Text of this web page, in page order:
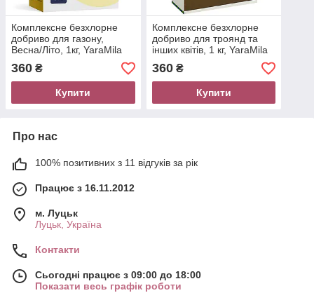
Комплексне безхлорне
добриво для газону,
Весна/Літо, 1кг, YaraMila
360 ₴
Купити
Комплексне безхлорне
добриво для троянд та
інших квітів, 1 кг, YaraMila
360₴
Купити
Про нас
100% позитивних з 11 відгуків за рік
Працює з 16.11.2012
м. Луцьк
Луцьк, Україна
Контакти
Сьогодні працює з 09:00 до 18:00
Показати весь графік роботи